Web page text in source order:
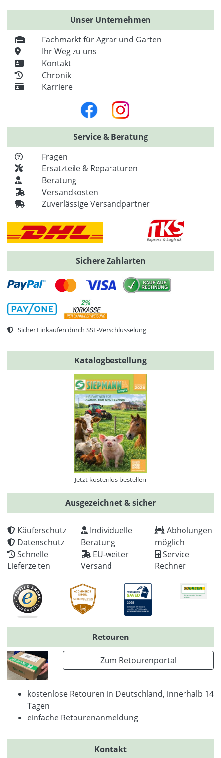
Unser Unternehmen
Fachmarkt für Agrar und Garten
Ihr Weg zu uns
Kontakt
Chronik
Karriere
Service & Beratung
Fragen
Ersatzteile & Reparaturen
Beratung
Versandkosten
Zuverlässige Versandpartner
Sichere Zahlarten
Sicher Einkaufen durch SSL-Verschlüsselung
Katalogbestellung
Jetzt kostenlos bestellen
Ausgezeichnet & sicher
Käuferschutz
Datenschutz
Schnelle
Lieferzeiten
Individuelle
Beratung
EU-weiter
Versand
Abholungen
möglich
Service
Rechner
Retouren
Zum Retourenportal
kostenlose Retouren in Deutschland, innerhalb 14
Tagen
einfache Retourenanmeldung
Kontakt